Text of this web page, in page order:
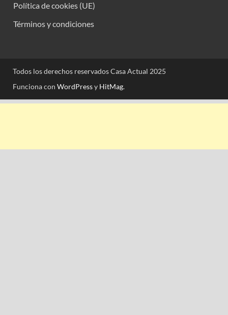
Política de cookies (UE)
Términos y condiciones
Todos los derechos reservados Casa Actual 2025
Funciona con WordPressy HitMag.